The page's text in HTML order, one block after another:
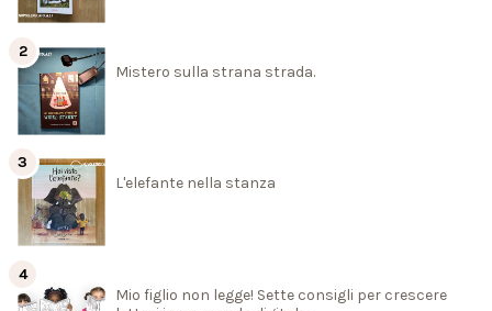
Mistero sulla strana strada.
L'elefante nella stanza
Mio figlio non legge! Sette consigli per crescere